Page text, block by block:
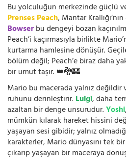
Bu yolculuğun merkezinde güçlü
Prenses Peach, Mantar
Bowserbu dengeyi bozan
Peach’i kaçırmasıyla birlikte
kurtarma hamlesine dönüşür.
bölüm değil; Peach’e biraz daha
bir umut taşır. 👑🐉🏰
Mario bu macerada yalnız
ruhunu derinleştirir.Luigi, daha
azaltan bir denge unsurudur.Yoshi
mümkün kılarak hareket hissini
yaşayan sesi gibidir; yalnız
karakterler, Mario dünyasını tek
çıkarıp yaşayan bir maceraya